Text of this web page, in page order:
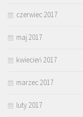
czerwiec 2017
maj 2017
kwiecień 2017
marzec 2017
luty 2017